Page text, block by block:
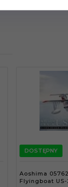
DOSTĘPNY
Aoshima
Flyingboat